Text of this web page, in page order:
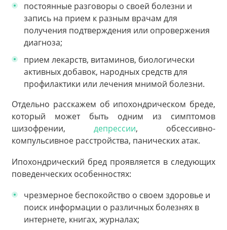
постоянные разговоры о своей болезни и
запись на прием к разным врачам для
получения подтверждения или опровержения
диагноза;
прием лекарств, витаминов, биологически
активных добавок, народных средств для
профилактики или лечения мнимой болезни.
Отдельно расскажем об ипохондрическом бреде,
который может быть одним из симптомов
шизофрении, депрессии, обсессивно-
компульсивное расстройства, панических атак.
Ипохондрический бред проявляется в следующих
поведенческих особенностях:
чрезмерное беспокойство о своем здоровье и
поиск информации о различных болезнях в
интернете, книгах, журналах;